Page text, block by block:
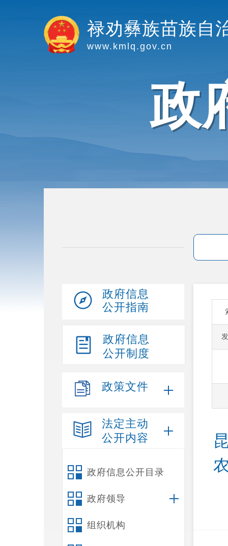
禄劝彝族苗族自
www.kmlq.gov.cn
政
政府信息
公开指南
政府信息
公开制度
政策文件
法定主动
公开内容
政府信息公开目录
政府领导
组织机构